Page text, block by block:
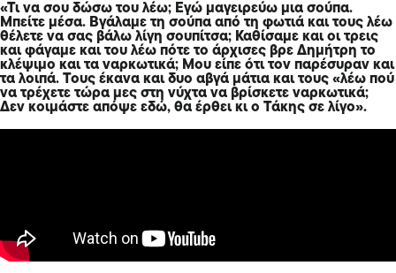
«Τι να σου δώσω του λέω; Εγώ μαγειρεύω μια σούπα.
Μπείτε μέσα. Βγάλαμε τη σούπα από τη φωτιά και τους λέω
θέλετε να σας βάλω λίγη σουπίτσα; Καθίσαμε και οι τρεις
και φάγαμε και του λέω πότε το άρχισες βρε Δημήτρη το
κλέψιμο και τα ναρκωτικά; Μου είπε ότι τον παρέσυραν και
τα λοιπά. Τους έκανα και δυο αβγά μάτια και τους «λέω πού
να τρέχετε τώρα μες στη νύχτα να βρίσκετε ναρκωτικά;
Δεν κοιμάστε απόψε εδώ, θα έρθει κι ο Τάκης σε λίγο».